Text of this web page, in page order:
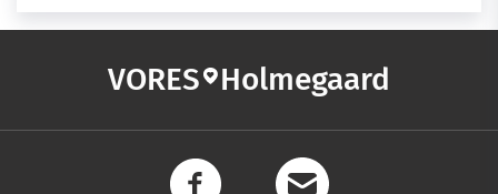
VORES Holmegaard